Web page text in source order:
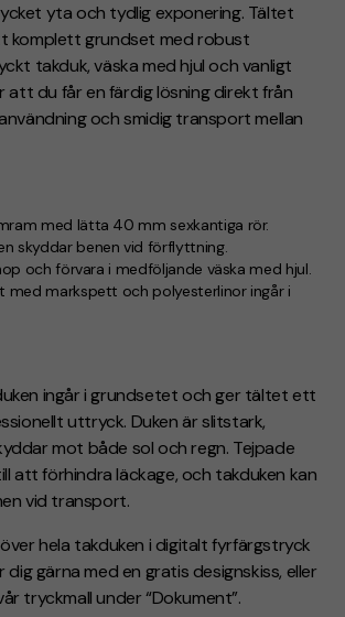
yta och tydlig exponering. Tältet
komplett grundset med robust
takduk, väska med hjul och vanligt
att du får en färdig lösning direkt från
och smidig transport mellan
med lätta 40 mm sexkantiga rör.
skyddar benen vid förflyttning.
och förvara i medföljande väska med hjul.
med markspett och polyesterlinor ingår i
ingår i grundsetet och ger tältet ett
uttryck. Duken är slitstark,
mot både sol och regn. Tejpade
att förhindra läckage, och takduken kan
vid transport.
hela takduken i digitalt fyrfärgstryck
dig gärna med en gratis designskiss, eller
tryckmall under “Dokument”.